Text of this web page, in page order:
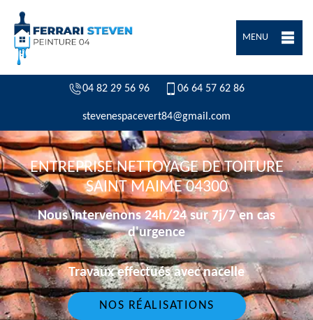
MENU
04 82 29 56 96 06 64 57 62 86
stevenespacevert84@gmail.com
ENTREPRISE NETTOYAGE DE TOITURE
SAINT MAIME 04300
Nous intervenons 24h/24 sur 7j/7 en cas
d'urgence
Travaux effectués avec nacelle
NOS RÉALISATIONS